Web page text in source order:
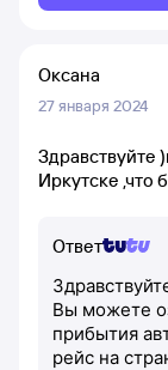
Оксана
27 января 2024
Здравствуйте
Иркутске ,что
Ответ
Вы можете
прибытия
рейс на